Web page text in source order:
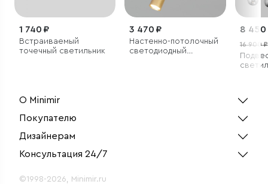
1 740 ₽
Встраиваемый
точечный светильник
3 470 ₽
Настенно-потолочный
светодиодный
8 450
16 900 ₽
О Minimir
Покупателю
Дизайнерам
Консультация 24/7
©1998-2026, Minimir.ru